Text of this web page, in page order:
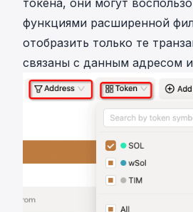
токена, они могут
функциями расширенной
отобразить только те
связаны с данным адресом